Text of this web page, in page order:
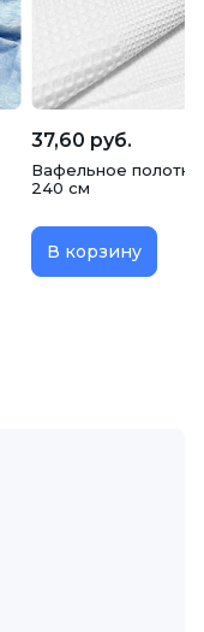
37,60 руб.
Вафельное
240 см
В корзину